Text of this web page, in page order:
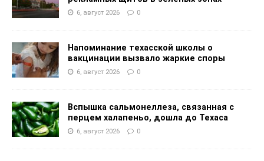
6, август 2026 0
Напоминание техасской школы о
вакцинации вызвало жаркие споры
6, август 2026 0
Вспышка сальмонеллеза, связанная с
перцем халапеньо, дошла до Техаса
6, август 2026 0